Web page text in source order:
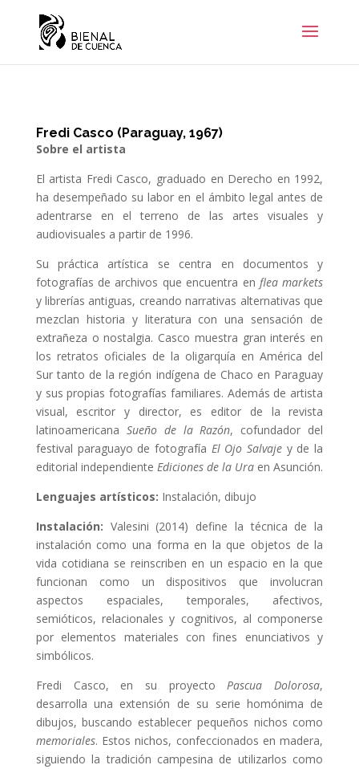
Fredi Casco (Paraguay, 1967)
Sobre el artista
El artista Fredi Casco, graduado en Derecho en 1992,
ha desempeñado su labor en el ámbito legal antes de
adentrarse en el terreno de las artes visuales y
audiovisuales a partir de 1996.
Su práctica artística se centra en documentos y
fotografías de archivos que encuentra en flea markets
y librerías antiguas, creando narrativas alternativas que
mezclan historia y literatura con una sensación de
extrañeza o nostalgia. Casco muestra gran interés en
los retratos oficiales de la oligarquía en América del
Sur tanto de la región indígena de Chaco en Paraguay
y sus propias fotografías familiares. Además de artista
visual, escritor y director, es editor de la revista
latinoamericana Sueño de la Razón, cofundador del
festival paraguayo de fotografía El Ojo Salvaje y de la
editorial independiente Ediciones de la Uraen Asunción.
Lenguajes artísticos: Instalación, dibujo
Instalación: Valesini (2014) define la técnica de la
instalación como una forma en la que objetos de la
vida cotidiana se reinscriben en un espacio en la que
funcionan como un dispositivos que involucran
aspectos espaciales, temporales, afectivos,
semióticos, relacionales y cognitivos, al componerse
por elementos materiales con fines enunciativos y
simbólicos.
Fredi Casco, en su proyectoPascua Dolorosa,
desarrolla una extensión de su serie homónima de
dibujos, buscando establecer pequeños nichos como
memoriales. Estos nichos, confeccionados en madera,
siguiendo la tradición campesina de utilizarlos como